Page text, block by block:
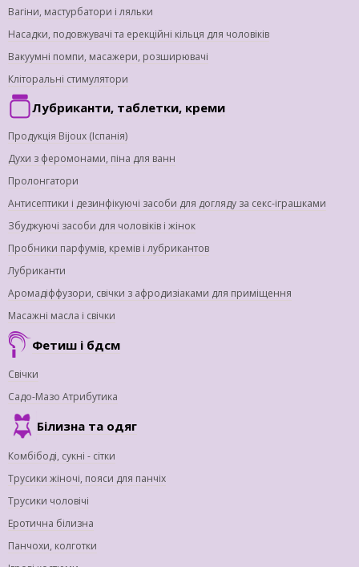
Вагіни, мастурбатори і ляльки
Насадки, подовжувачі та ерекційні кільця для чоловіків
Вакуумні помпи, масажери, розширювачі
Кліторальні стимулятори
Лубриканти, таблетки, креми
Продукція Bijoux (Іспанія)
Духи з феромонами, піна для ванн
Пролонгатори
Антисептики і дезинфікуючі засоби для догляду за секс-іграшками
Збуджуючі засоби для чоловіків і жінок
Пробники парфумів, кремів і лубрикантов
Лубриканти
Аромадіффузори, свічки з афродизіаками для приміщення
Масажні масла і свічки
Фетиш і бдсм
Свічки
Садо-Мазо Атрибутика
Білизна та одяг
Комбібоді, сукні - сітки
Трусики жіночі, пояси для панчіх
Трусики чоловічі
Еротична білизна
Панчохи, колготки